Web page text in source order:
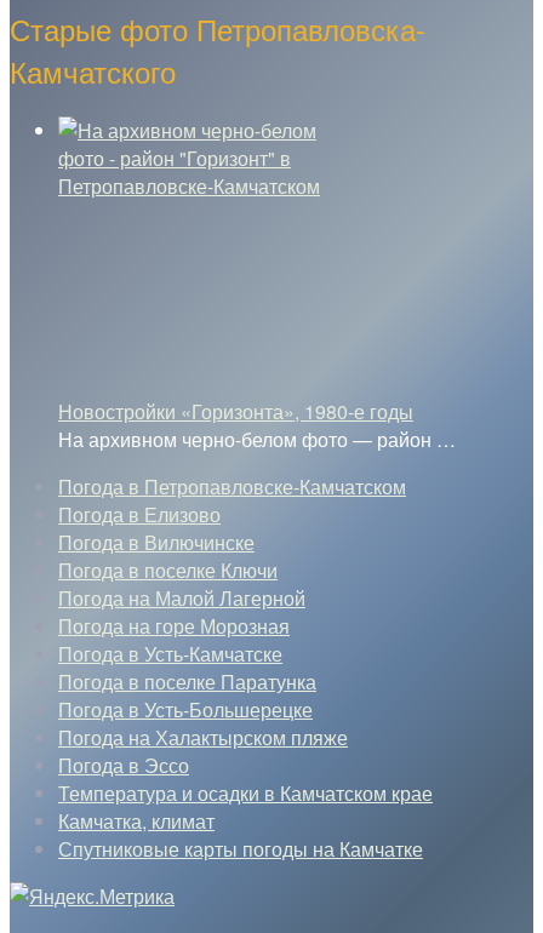
Старые фото Петропавловска-
Камчатского
Новостройки «Горизонта», 1980-е годы
На архивном черно-белом фото — район …
Погода в Петропавловске-Камчатском
Погода в Елизово
Погода в Вилючинске
Погода в поселке Ключи
Погода на Малой Лагерной
Погода на горе Морозная
Погода в Усть-Камчатске
Погода в поселке Паратунка
Погода в Усть-Большерецке
Погода на Халактырском пляже
Погода в Эссо
Температура и осадки в Камчатском крае
Камчатка, климат
Спутниковые карты погоды на Камчатке